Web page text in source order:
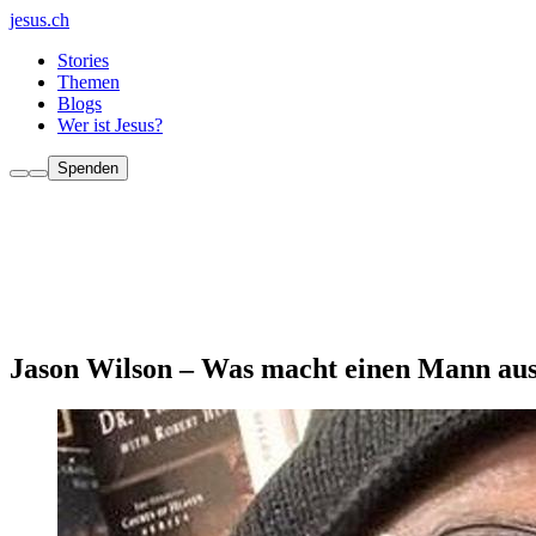
jesus.ch
Stories
Themen
Blogs
Wer ist Jesus?
Spenden
Jason Wilson – Was macht einen Mann